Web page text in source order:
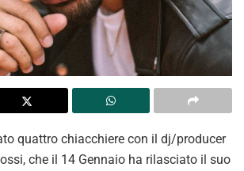
quattro chiacchiere con il dj/producer
che il 14 Gennaio ha rilasciato il suo